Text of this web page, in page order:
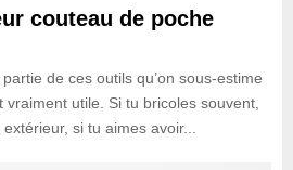
couteau de poche
de ces outils qu’on sous-estime
vraiment utile. Si tu bricoles souvent,
si tu aimes avoir...